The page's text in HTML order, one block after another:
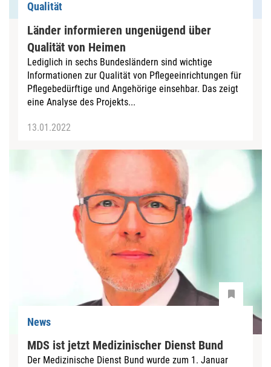
Qualität
Länder informieren ungenügend über
Qualität von Heimen
Lediglich in sechs Bundesländern sind wichtige
Informationen zur Qualität von Pflegeeinrichtungen für
Pflegebedürftige und Angehörige einsehbar. Das zeigt
eine Analyse des Projekts...
13.01.2022
News
MDS ist jetzt Medizinischer Dienst Bund
Der Medizinische Dienst Bund wurde zum 1. Januar